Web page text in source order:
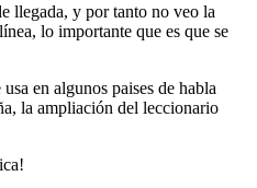
llegada, y por tanto no veo la
lo importante que es que se
en algunos paises de habla
la ampliación del leccionario